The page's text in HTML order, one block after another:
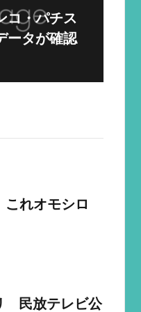
コ・パチス
ータが確認
れオモシロ
民放テレビ公